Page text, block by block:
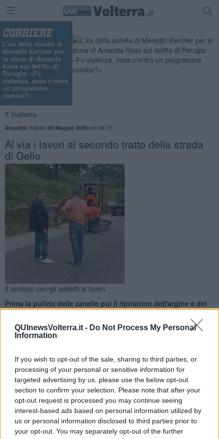
QUInewsVolterra.it - Do Not Process My Personal
Information
If you wish to opt-out of the sale, sharing to third parties, or
processing of your personal or sensitive information for
targeted advertising by us, please use the below opt-out
section to confirm your selection. Please note that after your
opt-out request is processed you may continue seeing
interest-based ads based on personal information utilized by
us or personal information disclosed to third parties prior to
your opt-out. You may separately opt-out of the further
L'ira della sorella di
Meredih Kercher per
lo show di Amanda
Knox sul delitto di
Perugia: «Fu
violenza, cosa c'entra
un programma
comico?»
Indietro
Attualità Sabato 09 Maggio 2026ore 08:15
Al via i lavori al secondo tratto della strada
di Gello
Il sindaco con gli addetti ai lavori
Prima la pulizia delle zanelle poi il ripristrino dell'argine e del
manto fino alla zona della frana. Il sindaco, "un po' alla volta
facciamo tutto"
MONTECATINI VALDICECINA —Sono partiti i lavori nel
secondo tratto della strada comunale di Gello. "Abbiamo
iniziato proprio - ha specificato il sindaco di Montecatini Val di
CecinaFrancesco Auriemma- dall’intersezione con la SS 68,
dove è già in corso la pulizia accurata delle zanelle".